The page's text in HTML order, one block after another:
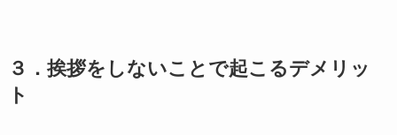
３．挨拶をしないことで起こるデメリッ
ト